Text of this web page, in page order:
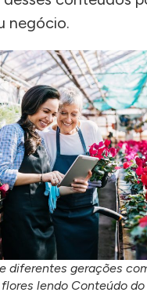
negócio.
diferentes gerações
lendo Conteúdo do